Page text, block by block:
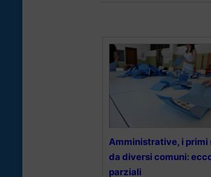
Amministrative, i primi
da diversi comuni:
parziali